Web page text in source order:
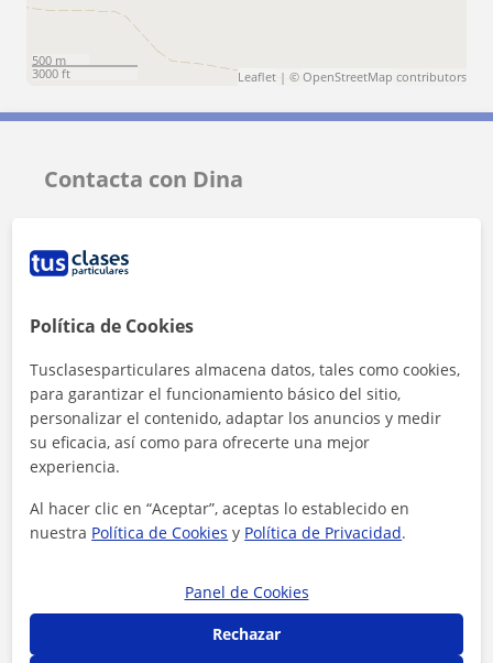
500 m
3000 ft
Leaflet | © OpenStreetMap contributors
Contacta con Dina
Política de Cookies
Tusclasesparticulares almacena datos, tales como cookies,
para garantizar el funcionamiento básico del sitio,
personalizar el contenido, adaptar los anuncios y medir
su eficacia, así como para ofrecerte una mejor
experiencia.
Al hacer clic en “Aceptar”, aceptas lo establecido en
nuestra Política de Cookies y Política de Privacidad.
Panel de Cookies
Rechazar